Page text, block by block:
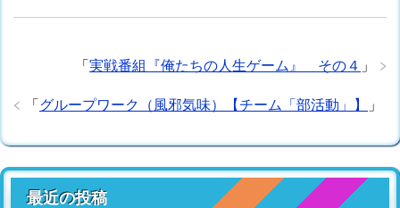
「 実戦番組『俺たちの人生ゲーム』 その４ 」
「 グループワーク（風邪気味）【チーム「部活動」】 」
最近の投稿